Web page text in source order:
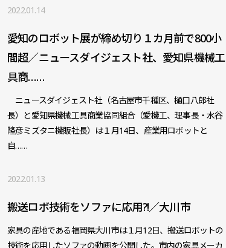
2022.01.14
愛知のロボット展が締め切り１カ月前で800小
間超／ニュースダイジェスト社、愛知県機械工
具商……
ニュースダイジェスト社（名古屋市千種区、樋口八郎社
長）と愛知県機械工具商業協同組合（愛機工、理事長・水谷
隆彦ミズタニ機販社長）は１月14日、産業用ロボットと
自……
2022.01.13
搬送ロボ技術をソファに応用?!／大川市
家具の産地である福岡県大川市は１月12日、搬送ロボットの
技術を応用したソファの動画を公開した。市内の家具メーカ